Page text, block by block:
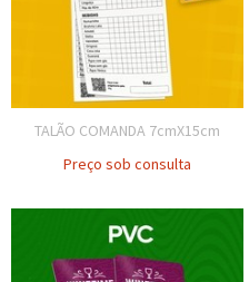
TALÃO COMANDA 7cmX15cm
Preço sob consulta